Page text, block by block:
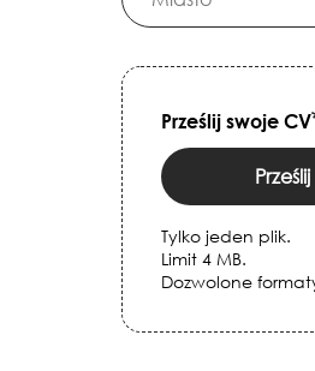
Prześlij swoje CV
Prześlij
Tylko jeden plik.
Limit 4 MB.
Dozwolone